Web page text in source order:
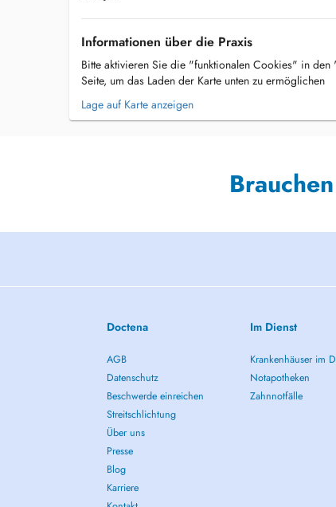
Informationen über die Praxis
Bitte aktivieren Sie die "funktionalen Cookies" in den
Seite, um das Laden der Karte unten zu ermöglichen
Lage auf Karte anzeigen
Doctena
AGB
Datenschutz
Beschwerde einreichen
Streitschlichtung
Über uns
Presse
Blog
Karriere
Im Dienst
Krankenhäuser im
Notapotheken
Zahnnotfälle